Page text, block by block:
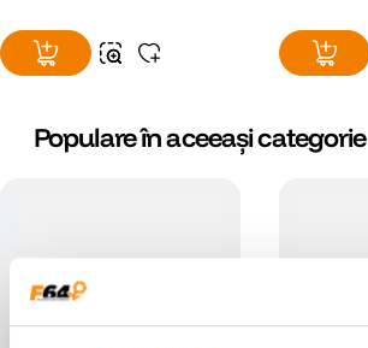
Populare în aceeași categorie